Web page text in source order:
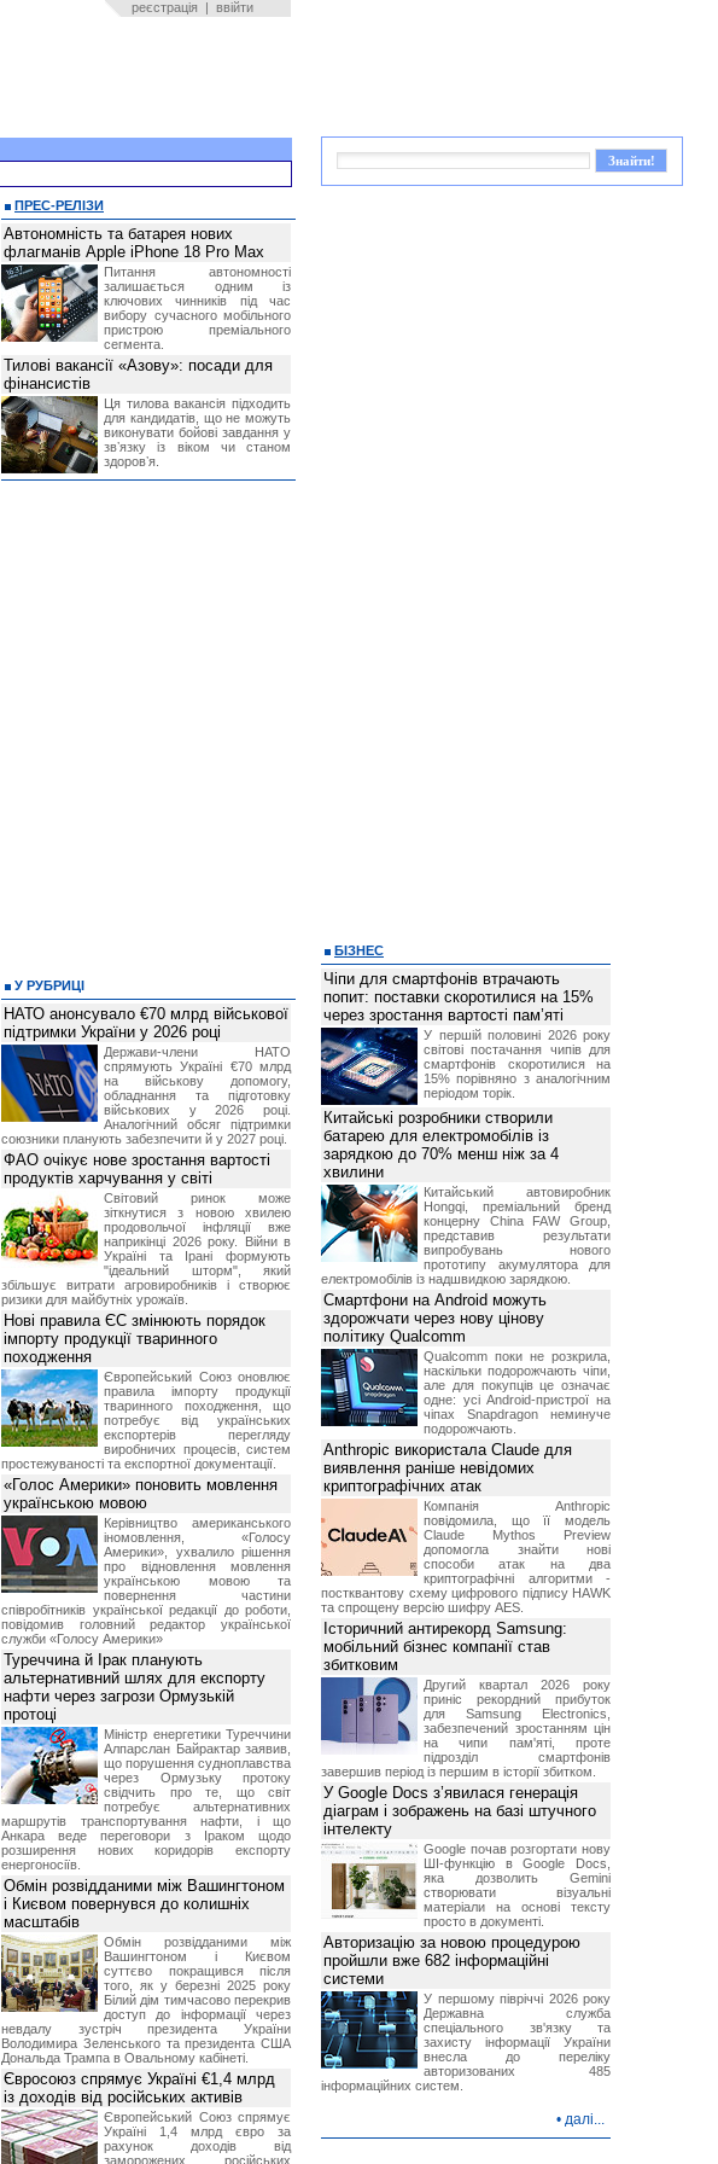
реєстрація | ввійти
ПРЕС-РЕЛІЗИ
Автономність та батарея нових
флагманів Apple iPhone 18 Pro Max
Питання автономності
залишається одним із
ключових чинників під час
вибору сучасного мобільного
пристрою преміального
сегмента.
Тилові вакансії «Азову»: посади для
фінансистів
Ця тилова вакансія підходить
для кандидатів, що не можуть
виконувати бойові завдання у
звʼязку із віком чи станом
здоровʼя.
У РУБРИЦІ
НАТО анонсувало €70 млрд військової
підтримки України у 2026 році
Держави-члени НАТО
спрямують Україні €70 млрд
на військову допомогу,
обладнання та підготовку
військових у 2026 році.
Аналогічний обсяг підтримки
союзники планують забезпечити й у 2027 році.
ФАО очікує нове зростання вартості
продуктів харчування у світі
Світовий ринок може
зіткнутися з новою хвилею
продовольчої інфляції вже
наприкінці 2026 року. Війни в
Україні та Ірані формують
"ідеальний шторм", який
збільшує витрати агровиробників і створює
ризики для майбутніх урожаїв.
Нові правила ЄС змінюють порядок
імпорту продукції тваринного
походження
Європейський Союз оновлює
правила імпорту продукції
тваринного походження, що
потребує від українських
експортерів перегляду
виробничих процесів, систем
простежуваності та експортної документації.
«Голос Америки» поновить мовлення
українською мовою
Керівництво американського
іномовлення, «Голосу
Америки», ухвалило рішення
про відновлення мовлення
українською мовою та
повернення частини
співробітників української редакції до роботи,
повідомив головний редактор української
служби «Голосу Америки»
Туреччина й Ірак планують
альтернативний шлях для експорту
нафти через загрози Ормузькій
протоці
Міністр енергетики Туреччини
Алпарслан Байрактар заявив,
що порушення судноплавства
через Ормузьку протоку
свідчить про те, що світ
потребує альтернативних
маршрутів транспортування нафти, і що
Анкара веде переговори з Іраком щодо
розширення нових коридорів експорту
енергоносіїв.
Обмін розвідданими між Вашингтоном
і Києвом повернувся до колишніх
масштабів
Обмін розвідданими між
Вашингтоном і Києвом
суттєво покращився після
того, як у березні 2025 року
Білий дім тимчасово перекрив
доступ до інформації через
невдалу зустріч президента України
Володимира Зеленського та президента США
Дональда Трампа в Овальному кабінеті.
Євросоюз спрямує Україні €1,4 млрд
із доходів від російських активів
Європейський Союз спрямує
Україні 1,4 млрд євро за
рахунок доходів від
заморожених російських
БІЗНЕС
Чіпи для смартфонів втрачають
попит: поставки скоротилися на 15%
через зростання вартості пам’яті
У першій половині 2026 року
світові постачання чипів для
смартфонів скоротилися на
15% порівняно з аналогічним
періодом торік.
Китайські розробники створили
батарею для електромобілів із
зарядкою до 70% менш ніж за 4
хвилини
Китайський автовиробник
Hongqi, преміальний бренд
концерну China FAW Group,
представив результати
випробувань нового
прототипу акумулятора для
електромобілів із надшвидкою зарядкою.
Смартфони на Android можуть
здорожчати через нову цінову
політику Qualcomm
Qualcomm поки не розкрила,
наскільки подорожчають чіпи,
але для покупців це означає
одне: усі Android-пристрої на
чіпах Snapdragon неминуче
подорожчають.
Anthropic використала Claude для
виявлення раніше невідомих
криптографічних атак
Компанія Anthropic
повідомила, що її модель
Claude Mythos Preview
допомогла знайти нові
способи атак на два
криптографічні алгоритми -
постквантову схему цифрового підпису HAWK
та спрощену версію шифру AES.
Історичний антирекорд Samsung:
мобільний бізнес компанії став
збитковим
Другий квартал 2026 року
приніс рекордний прибуток
для Samsung Electronics,
забезпечений зростанням цін
на чипи пам'яті, проте
підрозділ смартфонів
завершив період із першим в історії збитком.
У Google Docs з’явилася генерація
діаграм і зображень на базі штучного
інтелекту
Google почав розгортати нову
ШІ-функцію в Google Docs,
яка дозволить Gemini
створювати візуальні
матеріали на основі тексту
просто в документі.
Авторизацію за новою процедурою
пройшли вже 682 інформаційні
системи
У першому півріччі 2026 року
Державна служба
спеціального зв'язку та
захисту інформації України
внесла до переліку
авторизованих 485
інформаційних систем.
• далі...